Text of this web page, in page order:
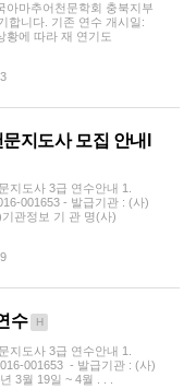
아마추어천문학회 충북지부
합니다. 기존 연수 개시일:
황에 따라 재 연기도
지도사 모집 안내l
지도사 3급 연수안내 1.
001653 - 발급기관 : (사)
관정보 기 관 명(사)
수 H
지도사 3급 연수안내 1.
001653 - 발급기관 : (사)
3월 19일 ~ 4월 . . .